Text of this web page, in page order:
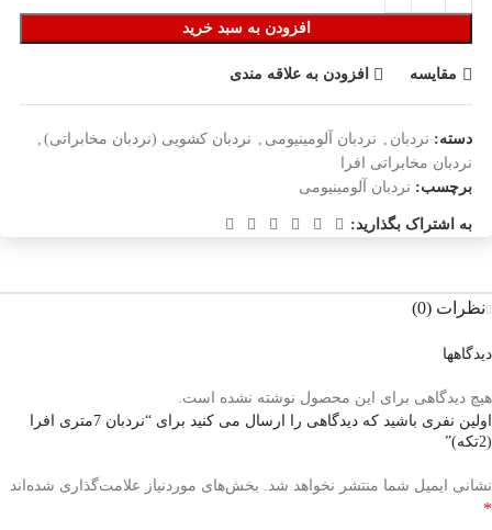
افزودن به سبد خرید
مقایسه افزودن به علاقه مندی
دسته: نردبان , نردبان آلومینیومی , نردبان کشویی (نردبان مخابراتی) ,
نردبان مخابراتی افرا
برچسب: نردبان آلومینیومی
به اشتراک بگذارید:
نظرات (0)
دیدگاهها
هیچ دیدگاهی برای این محصول نوشته نشده است.
اولین نفری باشید که دیدگاهی را ارسال می کنید برای “نردبان 7متری افرا
(2تکه)”
نشانی ایمیل شما منتشر نخواهد شد. بخش‌های موردنیاز علامت‌گذاری شده‌اند
*